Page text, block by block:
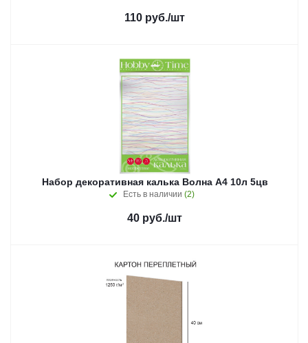
110 руб./шт
Набор декоративная калька Волна А4 10л 5цв
Есть в наличии (2)
40 руб./шт